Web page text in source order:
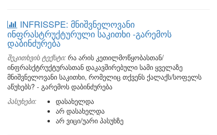
INFRISSPE: მნიშვნელოვანი
ინფრასტრუქტურული საკითხი -გარემოს
დაბინძურება
შეკითხვის ტექსტი: რა არის კეთილმოწყობასთან/
ინფრასქტრუქტურასთან დაკავშირებული სამი ყველაზე
მნიშვნელოვანი საკითხი, რომელიც თქვენს ქალაქს/სოფელს
აწუხებს? - გარემოს დაბინძურება
პასუხები:
დასახელდა
არ დასახელდა
არ ვიცი/უარი პასუხზე